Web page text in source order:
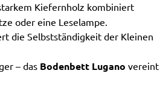
Kiefernholz kombiniert
oder eine Leselampe.
die Selbstständigkeit der Kleinen
– das Bodenbett Lugano vereint